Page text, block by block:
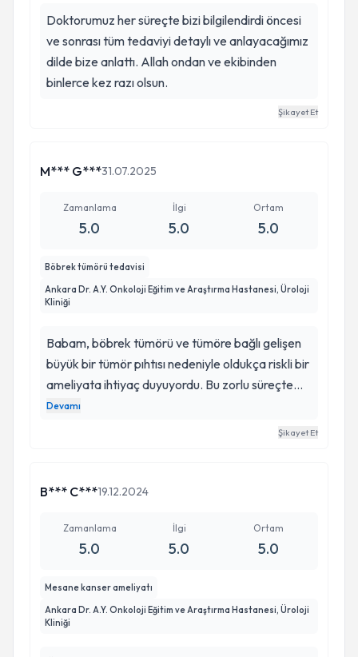
teşekkür etmek istiyoruz. Babamızın hastanede
kaldığı süre boyunca kendisiyle yakından
ilgilenmeleri, ihtiyaçlarına zamanında cevap
vermeleri, güler yüzlü ve sabırlı yaklaşımları
kadar kıymetli olduğunu bizzat deneyimledik.
Başta Prof. Dr. Nurullah Hamidi, Op. Dr. Mehmet
Duvarcı, Dr. Emrah Çağlar ve Anestezi Doktoru
sürecinde emeği geçen tüm hekimlere,
hemşirelere, ameliyathane personeline ve diğer
sağlık çalışanlarına ailemiz adına içten
Doktorumuz her süreçte bizi bilgilendirdi öncesi
ve sonrası tüm tedaviyi detaylı ve anlayacağımız
dilde bize anlattı. Allah ondan ve ekibinden
binlerce kez razı olsun.
Şikayet Et
M*** G***31.07.2025
Zamanlama
5.0
İlgi
5.0
Ortam
5.0
Böbrek tümörü tedavisi
Ankara Dr. A.Y. Onkoloji Eğitim ve Araştırma Hastanesi, Üroloji
Kliniği
Babam, böbrek tümörü ve tümöre bağlı gelişen
büyük bir tümör pıhtısı nedeniyle oldukça riskli bir
ameliyata ihtiyaç duyuyordu. Bu zorlu süreçte
Doç. Dr. Nurullah Hamidi hem hekimliği hem de
gerekse sürecin her aşamasındaki desteği için
veren bir hekime rastladığımız için çok şanslıyız.
Kendisine ve ekibine gönülden teşekkür ederiz.
Devamı
Şikayet Et
B*** C***19.12.2024
Zamanlama
5.0
İlgi
5.0
Ortam
5.0
Mesane kanser ameliyatı
Ankara Dr. A.Y. Onkoloji Eğitim ve Araştırma Hastanesi, Üroloji
Kliniği